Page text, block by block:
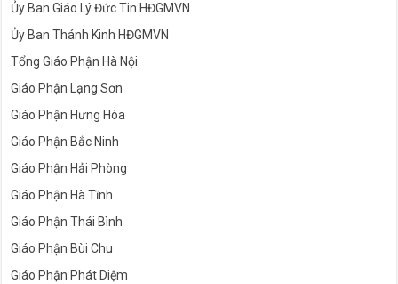
Ủy Ban Giáo Lý Đức Tin HĐGMVN
Ủy Ban Thánh Kinh HĐGMVN
Tổng Giáo Phận Hà Nội
Giáo Phận Lạng Sơn
Giáo Phận Hưng Hóa
Giáo Phận Bắc Ninh
Giáo Phận Hải Phòng
Giáo Phận Hà Tĩnh
Giáo Phận Thái Bình
Giáo Phận Bùi Chu
Giáo Phận Phát Diệm